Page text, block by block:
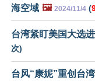
海空域 🖼️ 2024/11/4 (
台湾紧盯美国大选
次)
台风“康妮”重创台